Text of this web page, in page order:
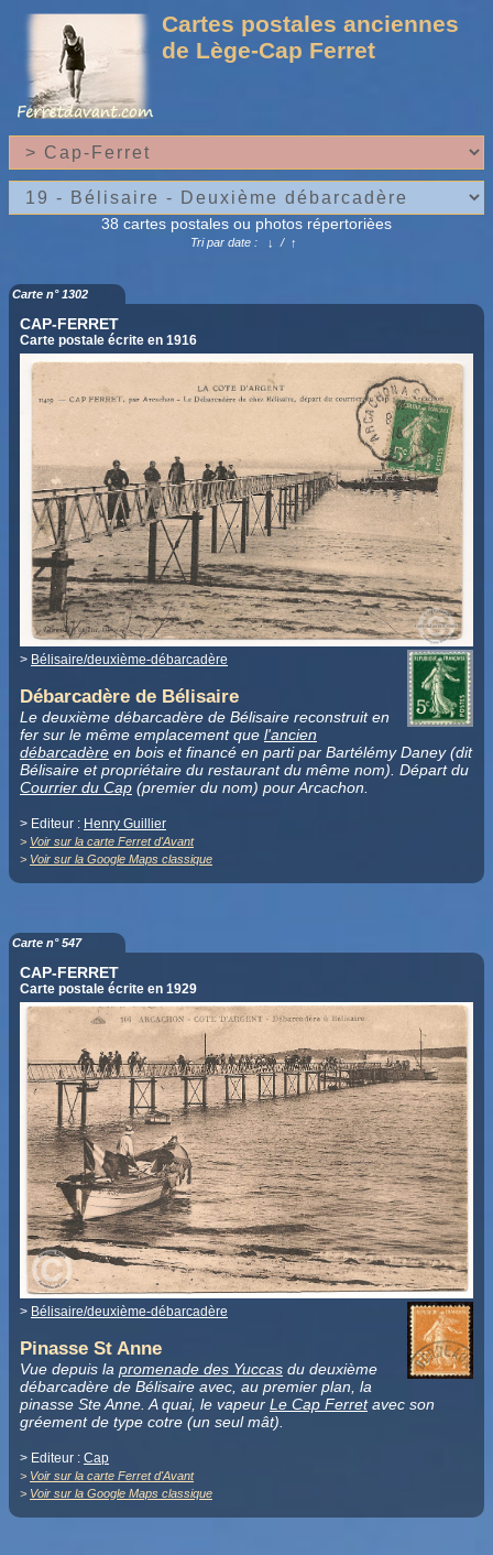
Cartes postales anciennes
de Lège-Cap Ferret
38 cartes postales ou photos répertorièes
Tri par date : ↓ /↑
Carte n° 1302
CAP-FERRET
Carte postale écrite en 1916
> Bélisaire/deuxième-débarcadère
Débarcadère de Bélisaire
Le deuxième débarcadère de Bélisaire reconstruit en
fer sur le même emplacement que l'ancien
débarcadère en bois et financé en parti par Bartélémy Daney (dit
Bélisaire et propriétaire du restaurant du même nom). Départ du
Courrier du Cap (premier du nom) pour Arcachon.
> Editeur : Henry Guillier
> Voir sur la carte Ferret d'Avant
> Voir sur la Google Maps classique
Carte n° 547
CAP-FERRET
Carte postale écrite en 1929
> Bélisaire/deuxième-débarcadère
Pinasse St Anne
Vue depuis la promenade des Yuccas du deuxième
débarcadère de Bélisaire avec, au premier plan, la
pinasse Ste Anne. A quai, le vapeur Le Cap Ferretavec son
gréement de type cotre (un seul mât).
> Editeur : Cap
> Voir sur la carte Ferret d'Avant
> Voir sur la Google Maps classique